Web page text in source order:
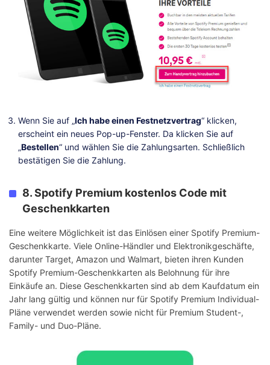
Wenn Sie auf „Ich habe einen Festnetzvertrag“ klicken,
erscheint ein neues Pop-up-Fenster. Da klicken Sie auf
„Bestellen“ und wählen Sie die Zahlungsarten. Schließlich
bestätigen Sie die Zahlung.
8. Spotify Premium kostenlos Code mit
Geschenkkarten
Eine weitere Möglichkeit ist das Einlösen einer Spotify Premium-
Geschenkkarte. Viele Online-Händler und Elektronikgeschäfte,
darunter Target, Amazon und Walmart, bieten ihren Kunden
Spotify Premium-Geschenkkarten als Belohnung für ihre
Einkäufe an. Diese Geschenkkarten sind ab dem Kaufdatum ein
Jahr lang gültig und können nur für Spotify Premium Individual-
Pläne verwendet werden sowie nicht für Premium Student-,
Family- und Duo-Pläne.